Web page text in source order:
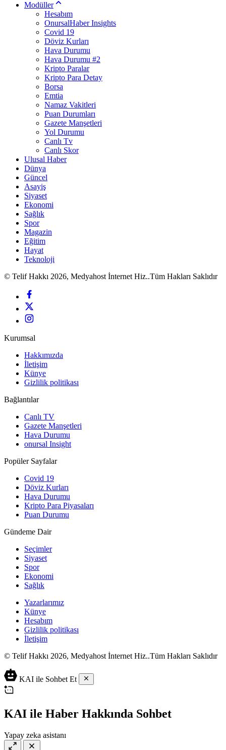
Modüller
Hesabım
OnursalHaber Insights
Covid 19
Döviz Kurları
Hava Durumu
Hava Durumu #2
Kripto Paralar
Kripto Para Detay
Borsa
Emtia
Namaz Vakitleri
Puan Durumları
Gazete Manşetleri
Yol Durumu
Canlı Tv
Canlı Skor
Ulusal Haber
Dünya
Güncel
Asayiş
Siyaset
Ekonomi
Sağlık
Spor
Magazin
Eğitim
Hayat
Teknoloji
© Telif Hakkı 2026, Medyahost İnternet Hiz..Tüm Hakları Saklıdır
Kurumsal
Hakkımızda
İletişim
Künye
Gizlilik politikası
Bağlantılar
Canlı TV
Gazete Manşetleri
Hava Durumu
onursal Insight
Popüler Sayfalar
Covid 19
Döviz Kurları
Hava Durumu
Kripto Para Piyasaları
Puan Durumu
Gündeme Dair
Seçimler
Siyaset
Spor
Ekonomi
Sağlık
Yazarlarımız
Künye
Hesabım
Gizlilik politikası
İletişim
© Telif Hakkı 2026, Medyahost İnternet Hiz..Tüm Hakları Saklıdır
casino
siteleri
casino
2023
lordcasino
canlı
casino
siteleri
iyi
casino
vdcasino
vdcasino
ev
yapımı
salça
KAI ile Sohbet Et
KAI ile Haber Hakkında Sohbet
Yapay zeka asistanı